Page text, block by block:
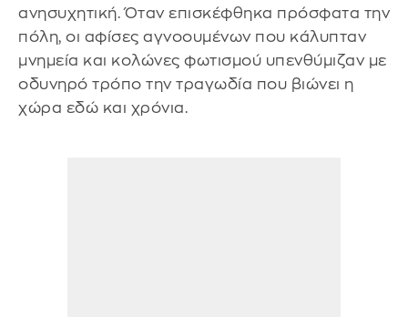
ανησυχητική. Όταν επισκέφθηκα πρόσφατα την
πόλη, οι αφίσες αγνοουμένων που κάλυπταν
μνημεία και κολώνες φωτισμού υπενθύμιζαν με
οδυνηρό τρόπο την τραγωδία που βιώνει η
χώρα εδώ και χρόνια.